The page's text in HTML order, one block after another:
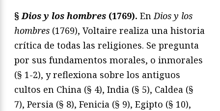
§Dios y los hombres (1769). EnDios y los
hombres (1769), Voltaire realiza una historia
crítica de todas las religiones. Se pregunta
por sus fundamentos morales, o inmorales
(§ 1-2), y reflexiona sobre los antiguos
cultos en China (§ 4), India (§ 5), Caldea (§
7), Persia (§ 8), Fenicia (§ 9), Egipto (§ 10),